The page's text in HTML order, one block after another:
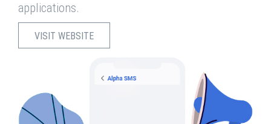
applications.
VISIT WEBSITE